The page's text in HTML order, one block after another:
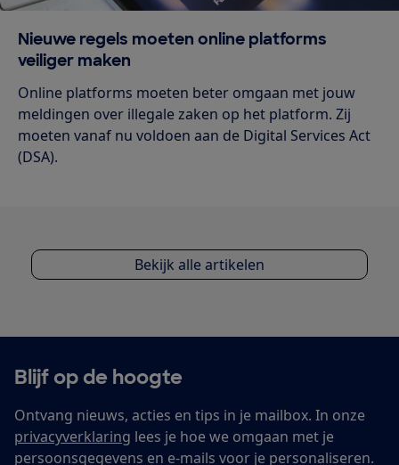
Nieuwe regels moeten online platforms
veiliger maken
Online platforms moeten beter omgaan met jouw
meldingen over illegale zaken op het platform. Zij
moeten vanaf nu voldoen aan de Digital Services Act
(DSA).
Bekijk alle artikelen
Blijf op de hoogte
Ontvang nieuws, acties en tips in je mailbox. In onze
privacyverklaring lees je hoe we omgaan met je
persoonsgegevens en e-mails voor je personaliseren.